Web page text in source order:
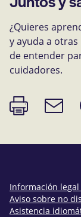
¿Quieres
y ayuda a
de entender
cuidadores.
Imprimir
página
Enlace
de
Información
Aviso sobre no
Asistencia